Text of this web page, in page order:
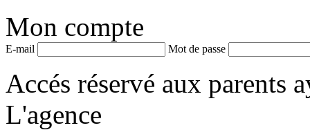
Mon compte
E-mail Mot de passe
Accés réservé aux parents
L'agence